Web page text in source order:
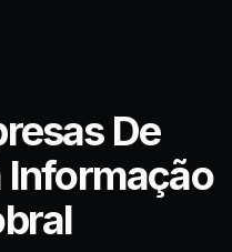
De
Informação